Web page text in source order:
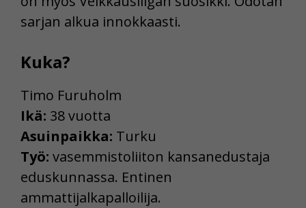
sarjan alkua innokkaasti.
Kuka?
Timo Furuholm
Ikä: 38 vuotta
Asuinpaikka: Turku
Työ: vasemmistoliiton kansanedustaja
eduskunnassa. Entinen
ammattijalkapalloilija.